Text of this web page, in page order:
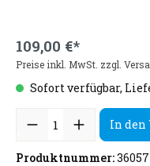
109,00 €*
Preise inkl. MwSt. zzgl.
Sofort verfügbar,
In den
Produktnummer:36057